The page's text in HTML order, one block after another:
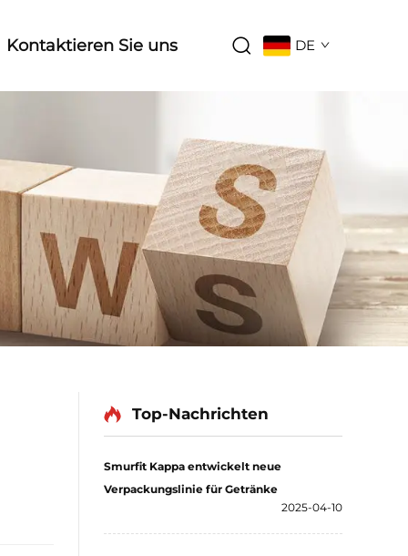
Kontaktieren Sie uns DE
Top-Nachrichten
Smurfit Kappa entwickelt neue
Verpackungslinie für Getränke
2025-04-10